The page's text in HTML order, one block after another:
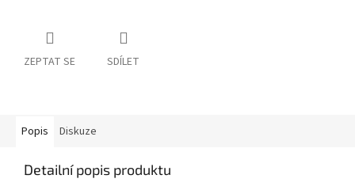
ZEPTAT SE SDÍLET
Popis Diskuze
Detailní popis produktu